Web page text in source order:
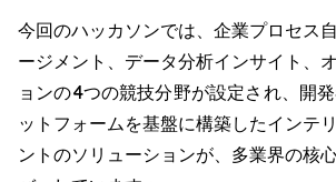
今回のハッカソンでは、企業プロセス
ージメント、データ分析インサイト、
ョンの4つの競技分野が設定され、開
ットフォームを基盤に構築したインテ
ントのソリューションが、多業界の核